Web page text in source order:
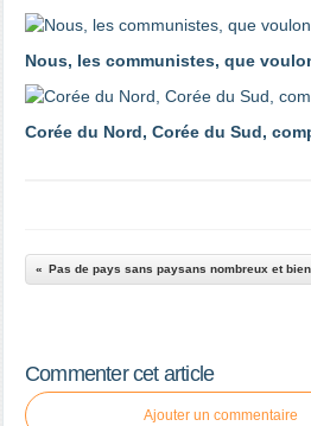
Nous, les communistes, que
Corée du Nord, Corée du Sud,
Pas de pays sans paysans nombreux et
Commenter cet article
Ajouter un commentaire